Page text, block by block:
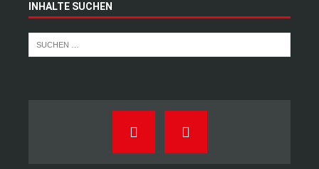
INHALTE SUCHEN